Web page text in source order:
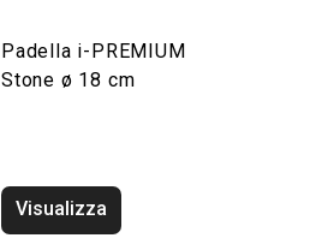
Padella i-PREMIUM
Stone ø 18 cm
Visualizza